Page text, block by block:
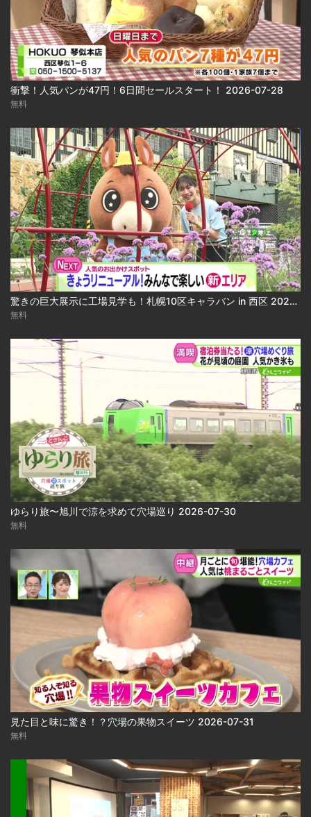
衝撃！人気パンが47円！6日間セールスタート！ 2026-07-28
無料
驚きの巨大展示に工場見学も！札幌10区キャラバン in 西区 2026-07-30 2026-07-30
無料
ゆらり旅〜旭川で涼を求めて穴場巡り 2026-07-30
無料
見た目と味に驚き！？穴場の果物スイーツ 2026-07-31
無料